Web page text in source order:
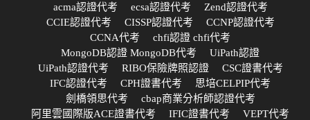
acma認證代考
ecsa認證代考
Zend認證代考
CCIE認證代考
CISSP認證代考
CCNP認證代考
CCNA代考
chfi認證 chfi代考
MongoDB認證 MongoDB代考
UiPath認證
UiPath認證代考
RIBO保險牌照認證
CSC證書代考
IFC認證代考
CPH證書代考
思培CELPIP代考
劍橋領思代考
cbap商業分析師認證代考
阿里雲國際版ACE證書代考
IFIC證書代考
VEPT代考